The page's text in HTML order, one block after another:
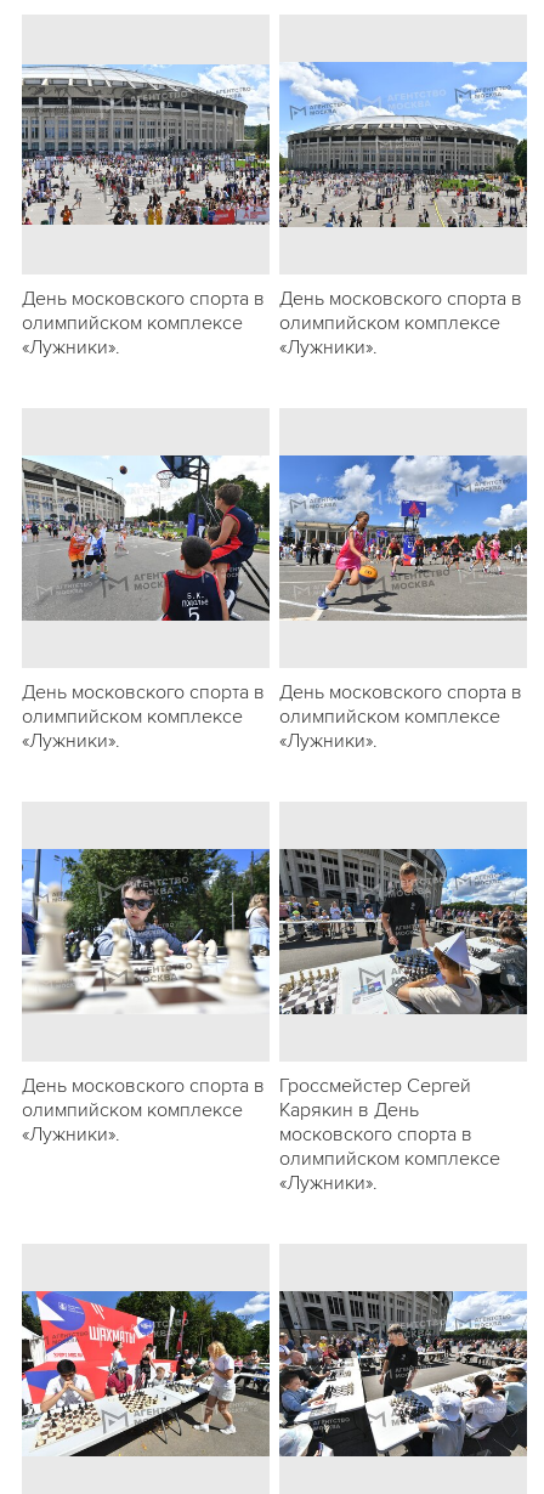
День московского спорта в
олимпийском комплексе
«Лужники».
День московского спорта в
олимпийском комплексе
«Лужники».
День московского спорта в
олимпийском комплексе
«Лужники».
День московского спорта в
олимпийском комплексе
«Лужники».
День московского спорта в
олимпийском комплексе
«Лужники».
Гроссмейстер Сергей
Карякин в День
московского спорта в
олимпийском комплексе
«Лужники».